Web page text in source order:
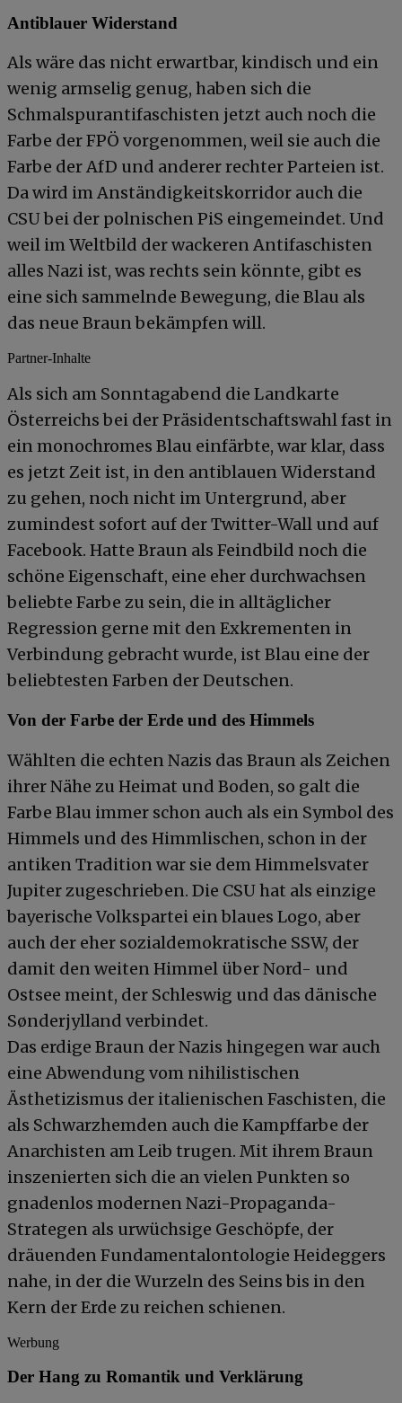
Antiblauer Widerstand
Als wäre das nicht erwartbar, kindisch und ein
wenig armselig genug, haben sich die
Schmalspurantifaschisten jetzt auch noch die
Farbe der FPÖ vorgenommen, weil sie auch die
Farbe der AfD und anderer rechter Parteien ist.
Da wird im Anständigkeitskorridor auch die
CSU bei der polnischen PiS eingemeindet. Und
weil im Weltbild der wackeren Antifaschisten
alles Nazi ist, was rechts sein könnte, gibt es
eine sich sammelnde Bewegung, die Blau als
das neue Braun bekämpfen will.
Partner-Inhalte
Als sich am Sonntagabend die Landkarte
Österreichs bei der Präsidentschaftswahl fast in
ein monochromes Blau einfärbte, war klar, dass
es jetzt Zeit ist, in den antiblauen Widerstand
zu gehen, noch nicht im Untergrund, aber
zumindest sofort auf der Twitter-Wall und auf
Facebook. Hatte Braun als Feindbild noch die
schöne Eigenschaft, eine eher durchwachsen
beliebte Farbe zu sein, die in alltäglicher
Regression gerne mit den Exkrementen in
Verbindung gebracht wurde, ist Blau eine der
beliebtesten Farben der Deutschen.
Von der Farbe der Erde und des Himmels
Wählten die echten Nazis das Braun als Zeichen
ihrer Nähe zu Heimat und Boden, so galt die
Farbe Blau immer schon auch als ein Symbol des
Himmels und des Himmlischen, schon in der
antiken Tradition war sie dem Himmelsvater
Jupiter zugeschrieben. Die CSU hat als einzige
bayerische Volkspartei ein blaues Logo, aber
auch der eher sozialdemokratische SSW, der
damit den weiten Himmel über Nord- und
Ostsee meint, der Schleswig und das dänische
Sønderjylland verbindet.
Das erdige Braun der Nazis hingegen war auch
eine Abwendung vom nihilistischen
Ästhetizismus der italienischen Faschisten, die
als Schwarzhemden auch die Kampffarbe der
Anarchisten am Leib trugen. Mit ihrem Braun
inszenierten sich die an vielen Punkten so
gnadenlos modernen Nazi-Propaganda-
Strategen als urwüchsige Geschöpfe, der
dräuenden Fundamentalontologie Heideggers
nahe, in der die Wurzeln des Seins bis in den
Kern der Erde zu reichen schienen.
Werbung
Der Hang zu Romantik und Verklärung